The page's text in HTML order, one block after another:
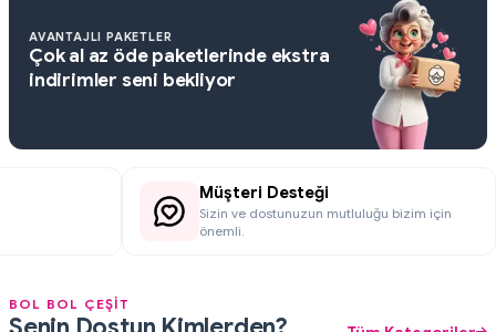
AVANTAJLI PAKETLER
Çok al az öde paketlerinde ekstra
indirimler seni bekliyor
Müşteri Desteği
Sizin ve dostunuzun mutluluğu bizim için
önemli.
BOL BOL ÇEŞİT